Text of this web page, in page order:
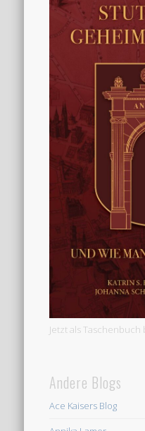
Jetzt als
Andere Blogs
Ace Kaisers Blog